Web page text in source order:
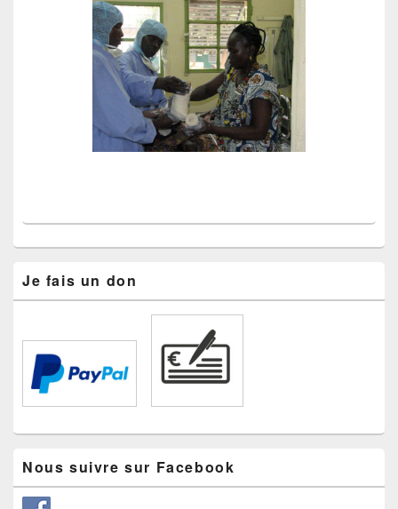
Je fais un don
Nous suivre sur Facebook